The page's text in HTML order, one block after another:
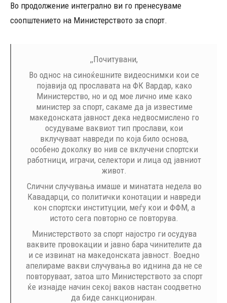
Во продолжение интегрално ви го пренесуваме
соопштението на Министерството за спорт.
,,Почитувани,
Во однос на синоќешните видеоснимки кои се
појавија од прославата на ФК Вардар, како
Министерство, но и од мое лично име како
министер за спорт, сакаме да ја известиме
македонската јавност дека недвосмислено го
осудуваме ваквиот тип прослави, кои
вклучуваат навреди по која било основа,
особено доколку во нив се вклучени спортски
работници, играчи, селектори и лица од јавниот
живот.
Слични случувања имаше и минатата недела во
Кавадарци, со политички конотации и навреди
кон спортски институции, меѓу кои и ФФМ, а
истото сега повторно се повторува.
Министерството за спорт најостро ги осудува
ваквите провокации и јавно бара чинителите да
и се извинат на македонската јавност. Воедно
апелираме вакви случувања во иднина да не се
повторуваат, затоа што Министерството за спорт
ќе изнајде начин секој ваков настан соодветно
да биде санкциониран.